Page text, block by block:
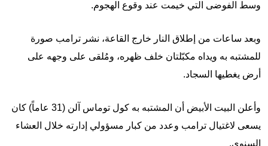
وسط الفوضى التي خيمت عند وقوع الهجوم.
وبعد ساعات من إطلاق النار خارج القاعة، نشر ترامب صورة
للمشتبه به ويداه مكبّلتان خلف ظهره، ومُلقى على وجهه على
أرض يغطيها السجاد.
وأعلن البيت الأبيض أن المشتبه به كول توماس آلن (31 عاماً) كان
يسعى لاغتيال ترامب وعدد من كبار مسؤولي إدارته خلال العشاء
السنوي.